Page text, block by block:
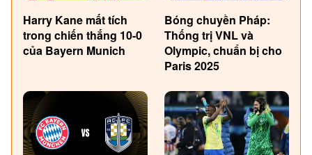
Harry Kane mất tích
trong chiến thắng 10-0
của Bayern Munich
Bóng chuyền Pháp:
Thống trị VNL và
Olympic, chuẩn bị cho
Paris 2025